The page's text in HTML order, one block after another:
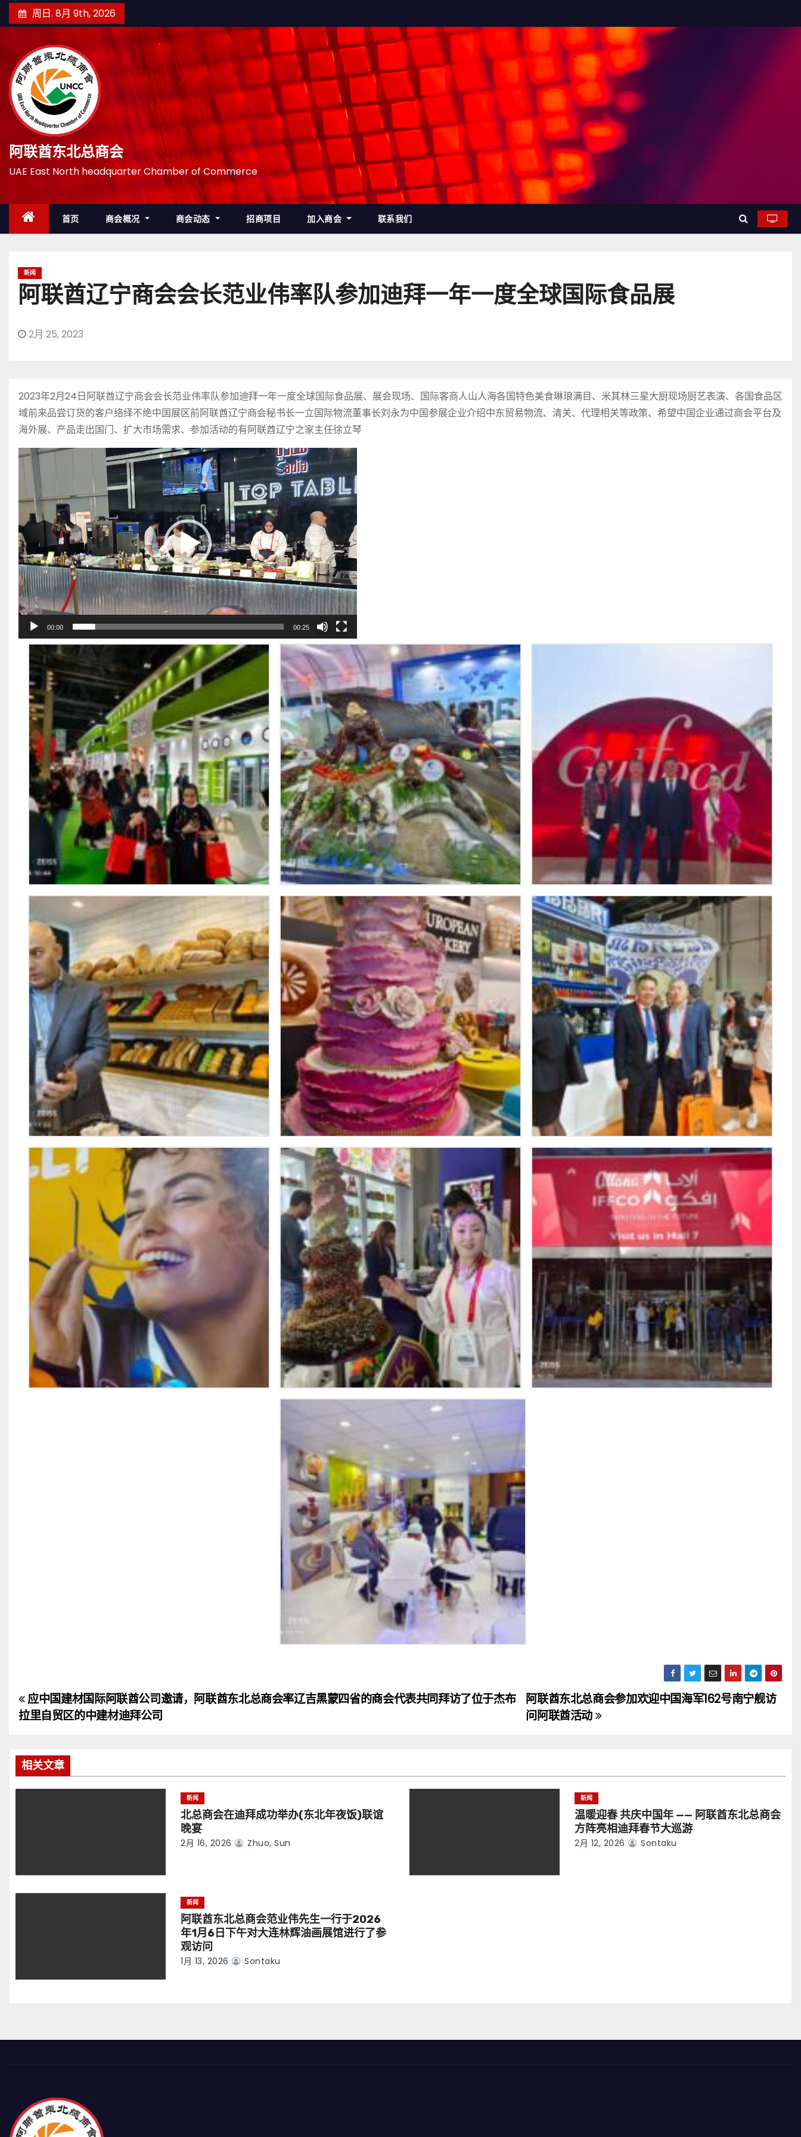
至
周日. 8月 9th, 2026
阿联酋东北总商会
UAE East North headquarter Chamber of Commerce
首页 商会概况 商会动态 招商项目 加入商会 联系我们
新闻
阿联酋辽宁商会会长范业伟率队参加迪拜一年一度全球国际食品展
2月 25, 2023
2023年2月24日阿联酋辽宁商会会长范业伟率队参加迪拜一年一度全球国际食品展、展会现场、国际客商人山人海各国特色美食琳琅满目、米其林三星大厨现场厨艺表演、各国食品区
域前来品尝订货的客户络绎不绝中国展区前阿联酋辽宁商会秘书长一立国际物流董事长刘永为中国参展企业介绍中东贸易物流、清关、代理相关等政策、希望中国企业通过商会平台及
海外展、产品走出国门、扩大市场需求、参加活动的有阿联酋辽宁之家主任徐立琴
视
放
器
00:00 00:25
文
章
导
航
阿联酋东北总商会参加欢迎中国海军162号南宁舰访
问阿联酋活动
应中国建材国际阿联酋公司邀请，阿联酋东北总商会率辽吉黑蒙四省的商会代表共同拜访了位于杰布
拉里自贸区的中建材迪拜公司
相关文章
新闻
北总商会在迪拜成功举办(东北年夜饭)联谊
晚宴
2月 16, 2026 Zhuo, Sun
新闻
温暖迎春 共庆中国年 —— 阿联酋东北总商会
方阵亮相迪拜春节大巡游
2月 12, 2026 Sontaku
新闻
阿联酋东北总商会范业伟先生一行于2026
年1月6日下午对大连林辉油画展馆进行了参
观访问
1月 13, 2026 Sontaku